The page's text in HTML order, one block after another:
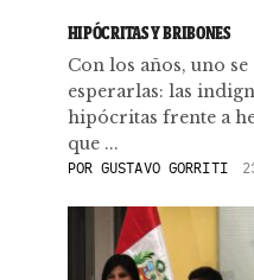
HIPÓCRITAS Y BRIBONES
Con los años, uno
esperarlas: las
hipócritas frente a
que ...
POR GUSTAVO GORRITI